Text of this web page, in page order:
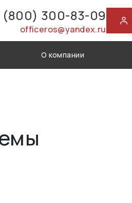
(800) 300-83-09
officeros@yandex.ru
О компании